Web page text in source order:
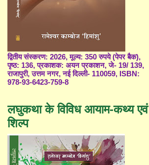
द्वितीय संस्करण: 2026, मूल्य: 350 रुपये (पेपर बैक),
पृष्ठ: 136, प्रकाशक: अयन प्रकाशन, जे- 19/ 139,
राजापुरी, उत्तम नगर, नई दिल्ली- 110059, ISBN:
978-93-6423-759-8
लघुकथा के विविध आयाम-कथ्य एवं
शिल्प